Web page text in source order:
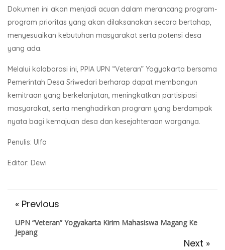
Dokumen ini akan menjadi acuan dalam merancang program-
program prioritas yang akan dilaksanakan secara bertahap,
menyesuaikan kebutuhan masyarakat serta potensi desa
yang ada.
Melalui kolaborasi ini, PPIA UPN “Veteran” Yogyakarta bersama
Pemerintah Desa Sriwedari berharap dapat membangun
kemitraan yang berkelanjutan, meningkatkan partisipasi
masyarakat, serta menghadirkan program yang berdampak
nyata bagi kemajuan desa dan kesejahteraan warganya.
Penulis: Ulfa
Editor: Dewi
« Previous
UPN “Veteran” Yogyakarta Kirim Mahasiswa Magang Ke
Jepang
Next »